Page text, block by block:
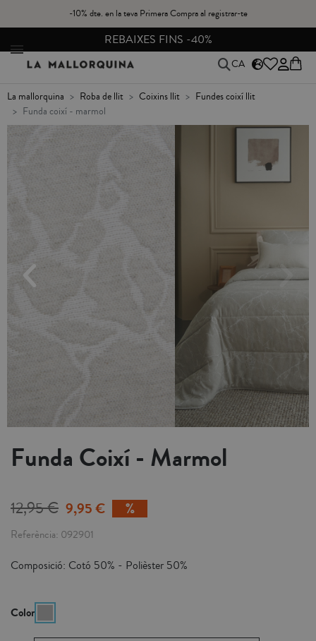
-10% dte. en la teva Primera Compra al registrar-te
CANVIS I DEVOLUCIONS GRATIS A PENÍNSULA
CA
la mallorquina roba de llit coixins llit
fundes coixí llit
funda coixí - marmol
Funda Coixí - Marmol
12,95 € 9,95 €
Referència 092901
Composició: Cotó 50% - Polièster 50%
Color